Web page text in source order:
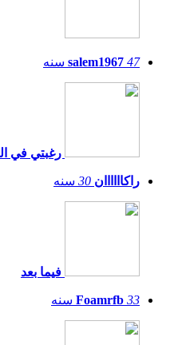
salem1967 47 سنه
رغبتي في
راكاااااان 30 سنه
فيما بعد
Foamrfb 33 سنه